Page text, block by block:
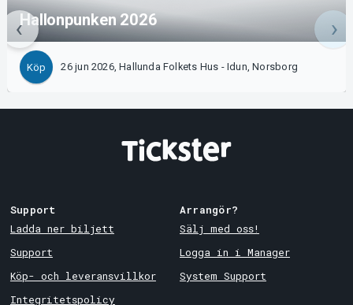
Hallonpunken 2026
Köp 26 jun 2026, Hallunda Folkets Hus - Idun, Norsborg
Support
Ladda ner biljett
Support
Köp- och leveransvillkor
Integritetspolicy
Arrangör?
Sälj med oss!
Logga in i Manager
System Support